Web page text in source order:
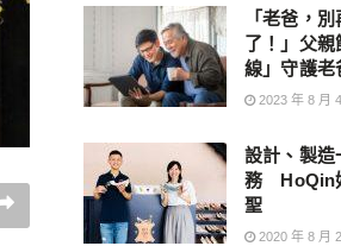
「老爸，
了！」父親
線」守護老
2023 年 8 月 4
設計、製造
務 HoQin
聖
2020 年 8 月